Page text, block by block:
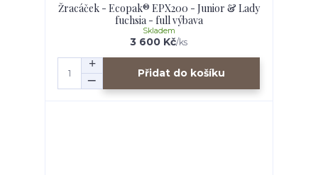
Žracáček - Ecopak® EPX200 - Junior & Lady
fuchsia - full výbava
3 600 Kč/ks
Skladem
Přidat do košíku